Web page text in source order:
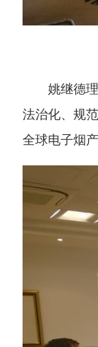
姚继德
法治化、规
全球电子烟